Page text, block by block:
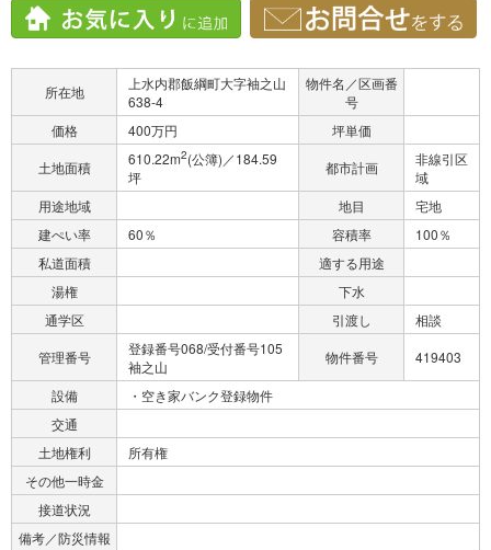
所在地
上水内郡飯綱町大字袖之山
638-4
物件名／区画番
号
価格
400万円
坪単価
土地面積
610.22m2(公簿)／184.59
坪
都市計画
非線引区
域
用途地域
地目
宅地
建ぺい率
60％ 容積率
100％
私道面積
適する用途
湯権
下水
通学区
引渡し
相談
管理番号
登録番号068/受付番号105
袖之山
物件番号 419403
設備
・空き家バンク登録物件
交通
土地権利
所有権
その他一時金
接道状況
備考／防災情報